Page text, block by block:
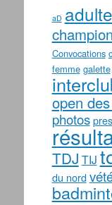
aD
Convocations
femme galette
open
photos
TDJ TIJ
du nord